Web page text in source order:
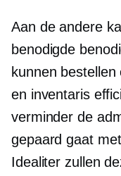
Aan de andere
benodigde
kunnen
en inventaris
verminder de
gepaard gaat
Idealiter zullen